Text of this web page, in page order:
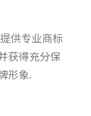
供专业商标
获得充分保
形象.